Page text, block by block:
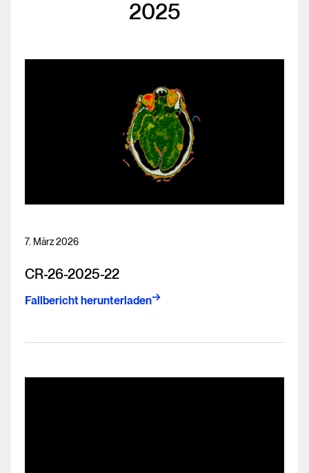
2025
7. März 2026
CR-26-2025-22
Fallbericht herunterladen